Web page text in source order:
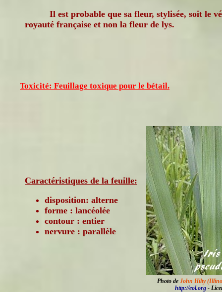
Il est probable que sa fleur, stylisée, soit le
royauté française et non la fleur de lys.
Toxicité: Feuillage toxique pour le bétail.
Photo de John Hilty
http://eol.org-
Caractéristiques de la feuille:
disposition: alterne
forme : lancéolée
contour : entier
nervure : parallèle